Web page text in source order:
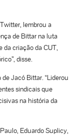
lembrou a
de Bittar na luta
da criação da CUT,
disse.
Jacó Bittar. “Liderou
sindicais que
na história da
Eduardo Suplicy,